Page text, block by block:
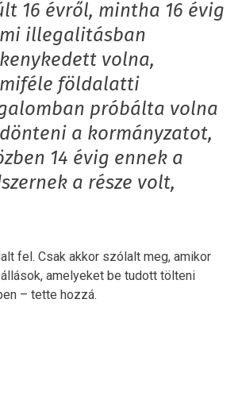
16 évről, mintha 16 évig
illegalitásban
volna,
földalatti
próbálta volna
a kormányzatot,
14 évig ennek a
a része volt,
fel. Csak akkor szólalt meg, amikor
amelyeket be tudott tölteni
– tette hozzá.